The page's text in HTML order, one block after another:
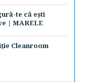
te că ești
| MARELE
Cleanroom